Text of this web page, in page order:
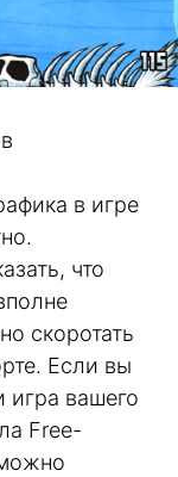
в игре
что
скоротать
Если вы
игра вашего
Free-